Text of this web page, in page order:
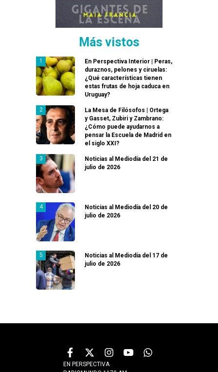
Más vistos
En Perspectiva Interior | Peras,
duraznos, pelones y ciruelas:
¿Qué características tienen
estas frutas de hoja caduca en
Uruguay?
La Mesa de Filósofos | Ortega
y Gasset, Zubiri y Zambrano:
¿Cómo puede ayudarnos a
pensar la Escuela de Madrid en
el siglo XXI?
Noticias al Mediodía del 21 de
julio de 2026
Noticias al Mediodía del 20 de
julio de 2026
Noticias al Mediodía del 17 de
julio de 2026
EN PERSPECTIVA